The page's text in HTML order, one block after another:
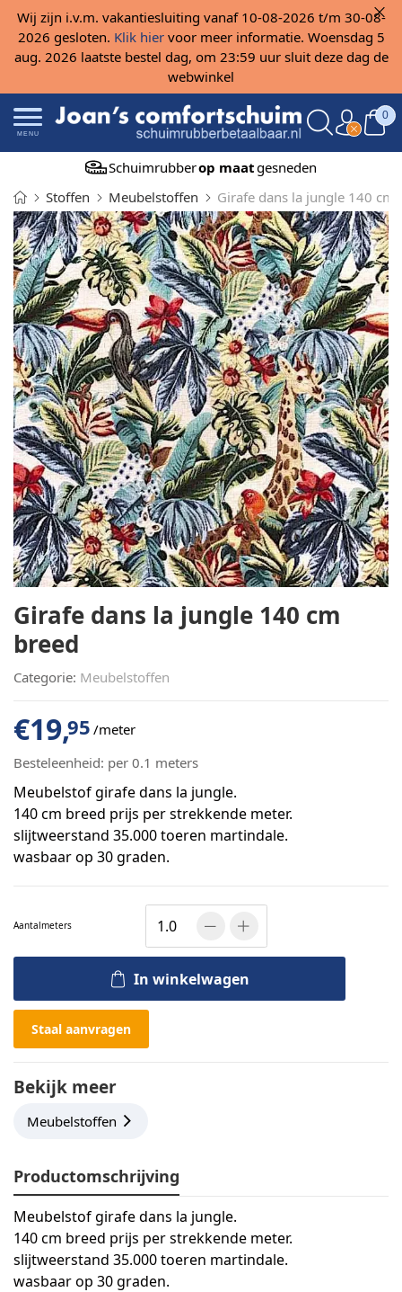
Wij zijn i.v.m. vakantiesluiting vanaf 10-08-2026 t/m 30-08-
2026 gesloten. Klik hiervoor meer informatie. Woensdag 5
aug. 2026 laatste bestel dag, om 23:59 uur sluit deze dag de
webwinkel
MENU
0
Schuimrubberop maatgesneden
Stoffen
Meubelstoffen Girafe dans la jungle 140 cm
Girafe dans la jungle 140 cm
breed
Categorie: Meubelstoffen
€19,95 /meter
Besteleenheid: per 0.1 meters
Meubelstof girafe dans la jungle.
140 cm breed prijs per strekkende meter.
slijtweerstand 35.000 toeren martindale.
wasbaar op 30 graden.
Aantalmeters
In winkelwagen
Staal aanvragen
Bekijk meer
Meubelstoffen
Productomschrijving
Meubelstof girafe dans la jungle.
140 cm breed prijs per strekkende meter.
slijtweerstand 35.000 toeren martindale.
wasbaar op 30 graden.